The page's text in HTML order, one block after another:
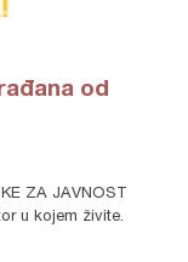
od
u kojem živite.